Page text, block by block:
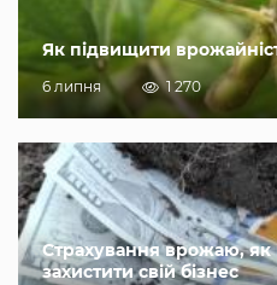
Як підвищити
6 липня 1 270
Страхування врожаю, як
захистити свій бізнес